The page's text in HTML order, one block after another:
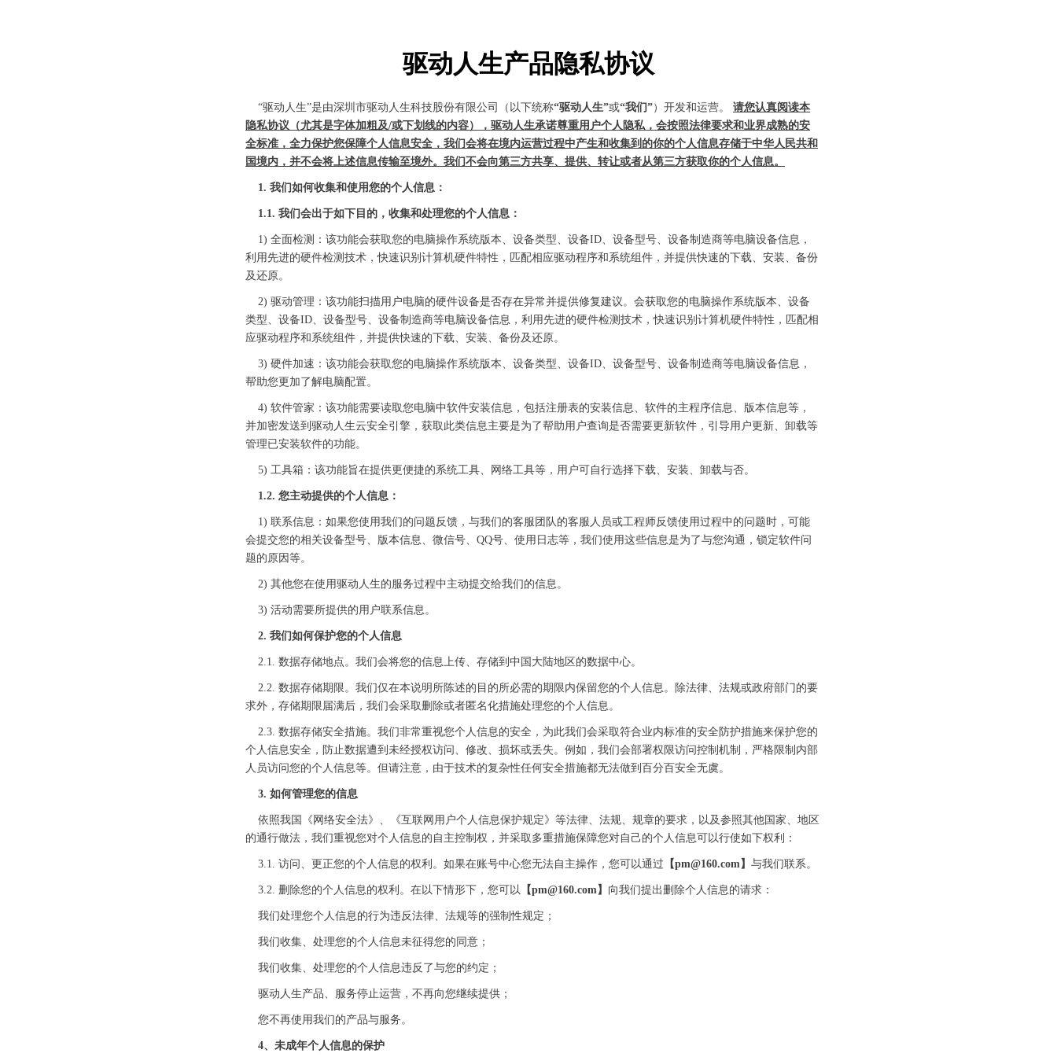
驱动人生产品隐私协议
“驱动人生”是由深圳市驱动人生科技股份有限公司（以下统称“驱动人生”或“我们”）开发和运营。 请您认真阅读本
隐私协议（尤其是字体加粗及/或下划线的内容），驱动人生承诺尊重用户个人隐私，会按照法律要求和业界成熟的安
全标准，全力保护您保障个人信息安全，我们会将在境内运营过程中产生和收集到的你的个人信息存储于中华人民共和
国境内，并不会将上述信息传输至境外。我们不会向第三方共享、提供、转让或者从第三方获取你的个人信息。
1. 我们如何收集和使用您的个人信息：
1.1. 我们会出于如下目的，收集和处理您的个人信息：
1) 全面检测：该功能会获取您的电脑操作系统版本、设备类型、设备ID、设备型号、设备制造商等电脑设备信息，
利用先进的硬件检测技术，快速识别计算机硬件特性，匹配相应驱动程序和系统组件，并提供快速的下载、安装、备份
及还原。
2) 驱动管理：该功能扫描用户电脑的硬件设备是否存在异常并提供修复建议。会获取您的电脑操作系统版本、设备
类型、设备ID、设备型号、设备制造商等电脑设备信息，利用先进的硬件检测技术，快速识别计算机硬件特性，匹配相
应驱动程序和系统组件，并提供快速的下载、安装、备份及还原。
3) 硬件加速：该功能会获取您的电脑操作系统版本、设备类型、设备ID、设备型号、设备制造商等电脑设备信息，
帮助您更加了解电脑配置。
4) 软件管家：该功能需要读取您电脑中软件安装信息，包括注册表的安装信息、软件的主程序信息、版本信息等，
并加密发送到驱动人生云安全引擎，获取此类信息主要是为了帮助用户查询是否需要更新软件，引导用户更新、卸载等
管理已安装软件的功能。
5) 工具箱：该功能旨在提供更便捷的系统工具、网络工具等，用户可自行选择下载、安装、卸载与否。
1.2. 您主动提供的个人信息：
1) 联系信息：如果您使用我们的问题反馈，与我们的客服团队的客服人员或工程师反馈使用过程中的问题时，可能
会提交您的相关设备型号、版本信息、微信号、QQ号、使用日志等，我们使用这些信息是为了与您沟通，锁定软件问
题的原因等。
2) 其他您在使用驱动人生的服务过程中主动提交给我们的信息。
3) 活动需要所提供的用户联系信息。
2. 我们如何保护您的个人信息
2.1. 数据存储地点。我们会将您的信息上传、存储到中国大陆地区的数据中心。
2.2. 数据存储期限。我们仅在本说明所陈述的目的所必需的期限内保留您的个人信息。除法律、法规或政府部门的要
求外，存储期限届满后，我们会采取删除或者匿名化措施处理您的个人信息。
2.3. 数据存储安全措施。我们非常重视您个人信息的安全，为此我们会采取符合业内标准的安全防护措施来保护您的
个人信息安全，防止数据遭到未经授权访问、修改、损坏或丢失。例如，我们会部署权限访问控制机制，严格限制内部
人员访问您的个人信息等。但请注意，由于技术的复杂性任何安全措施都无法做到百分百安全无虞。
3. 如何管理您的信息
依照我国《网络安全法》、《互联网用户个人信息保护规定》等法律、法规、规章的要求，以及参照其他国家、地区
的通行做法，我们重视您对个人信息的自主控制权，并采取多重措施保障您对自己的个人信息可以行使如下权利：
3.1. 访问、更正您的个人信息的权利。如果在账号中心您无法自主操作，您可以通过 【pm@160.com】 与我们联系。
3.2. 删除您的个人信息的权利。在以下情形下，您可以 【pm@160.com】 向我们提出删除个人信息的请求：
我们处理您个人信息的行为违反法律、法规等的强制性规定；
我们收集、处理您的个人信息未征得您的同意；
我们收集、处理您的个人信息违反了与您的约定；
驱动人生产品、服务停止运营，不再向您继续提供；
您不再使用我们的产品与服务。
4、未成年个人信息的保护